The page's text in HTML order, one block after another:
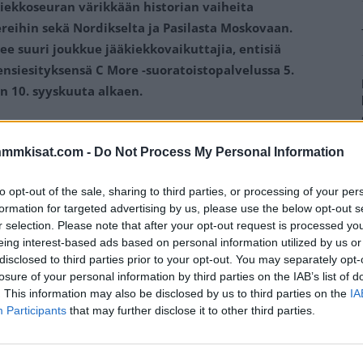
- Do Not Process My Personal Information
opt-out of the sale, sharing to third parties, or processing of your
for targeted advertising by us, please use the below opt-out
selection. Please note that after your opt-out request is processed
interest-based ads based on personal information utilized by us
to third parties prior to your opt-out. You may separately
of your personal information by third parties on the IAB’s list of
This information may also be disclosed by us to third parties on the
Participants that may further disclose it to other third parties.
värikkään historian vaiheita
sekä Nordikselta ja Pasilasta Moskovaan.
suuri joukkue jääkiekkovaikuttajia, entisiä
C More -suoratoistopalvelussa 5.
10. syyskuuta alkaen.
seuran vaiheita luonnon jäiltä hallien loisteeseen ja
dramaattisia vaiheita aina kevääseen 2023
pelaajia, valmentajia, jääkiekkovaikuttajia sekä
kuullaan muun muassaWaltteri
Suhosta,Kalervo Kummolaa jaErkka
liuta urheilukirjailijoita, toimittajia ja